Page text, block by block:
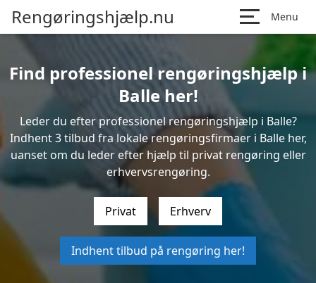
Rengøringshjælp.nu Menu
Find professionel rengøringshjælp i
Balle her!
Leder du efter professionel rengøringshjælp i Balle?
Indhent 3 tilbud fra lokale rengøringsfirmaer i Balle her,
uanset om du leder efter hjælp til privat rengøring eller
erhvervsrengøring.
Privat Erhverv
Indhent tilbud på rengøring her!